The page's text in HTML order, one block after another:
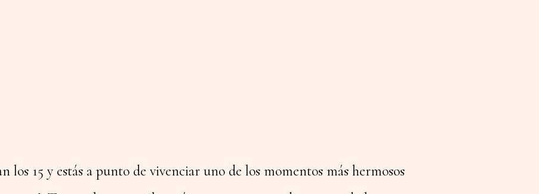
15 y estás a punto de vivenciar uno de los momentos más hermosos